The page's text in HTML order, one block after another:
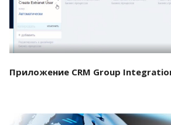
Приложение CRM Group